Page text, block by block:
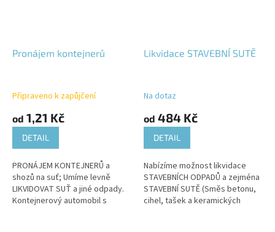
Pronájem kontejnerů
Připraveno k zapůjčení
od 1,21 Kč
DETAIL
PRONÁJEM KONTEJNERŮ a
shozů na suť; Umíme levně
LIKVIDOVAT SUŤ a jiné odpady.
Kontejnerový automobil s
Likvidace STAVEBNÍ SUTĚ
Na dotaz
od 484 Kč
DETAIL
Nabízíme možnost likvidace
STAVEBNÍCH ODPADŮ a zejména
STAVEBNÍ SUTĚ (Směs betonu,
cihel, tašek a keramických